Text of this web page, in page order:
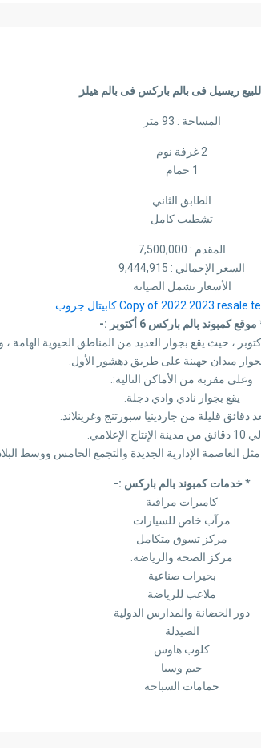
ريسيل فى بالم باركس فى بالم هيلز
المساحة : 93 متر
2 غرفة نوم
1 حمام
الطابق الثاني
تشطيب كامل
المقدم : 7,500,000
السعر الإجمالي : 9,444,915
الأسعار تشمل الصيانة
كمبوند بالم باركس 6 أكتوبر :-
، حيث يقع بجوار العديد من المناطق الحيوية الهامة ،
ميدان جهينة على طريق دهشور الأول.
وعلى مقربة من الأماكن التالية:.
يقع بجوار نادي وادي دجلة.
دقائق قليلة من جاردينيا سبورتنج وغرينلاند.
الإعلامي.
العاصمة الإدارية الجديدة والتجمع الخامس ووسط
* خدمات كمبوند بالم باركس :-
كاميرات مراقبة
مرآب خاص للسيارات
مركز تسوق متكامل
مركز الصحة والرياضة.
بحيرات صناعية
ملاعب للرياضة
دور الحضانة والمدارس الدولية
الصيدلة
كلوب هاوس
جيم وسبا
حمامات السباحة